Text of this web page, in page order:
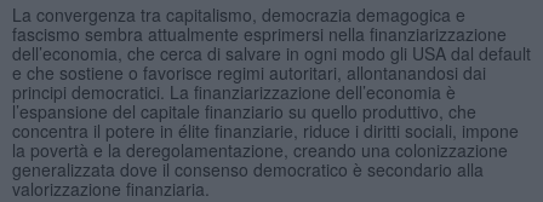
La convergenza tra capitalismo, democrazia demagogica e
fascismo sembra attualmente esprimersi nella finanziarizzazione
dell’economia, che cerca di salvare in ogni modo gli USA dal default
e che sostiene o favorisce regimi autoritari, allontanandosi dai
principi democratici. La finanziarizzazione dell’economia è
l’espansione del capitale finanziario su quello produttivo, che
concentra il potere in élite finanziarie, riduce i diritti sociali, impone
la povertà e la deregolamentazione, creando una colonizzazione
generalizzata dove il consenso democratico è secondario alla
valorizzazione finanziaria.